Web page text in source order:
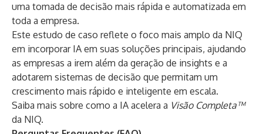
uma tomada de decisão mais rápida e automatizada em
toda a empresa.
Este estudo de caso reflete o foco mais amplo da NIQ
em incorporar IA em suas soluções principais, ajudando
as empresas a irem além da geração de insights e a
adotarem sistemas de decisão que permitam um
crescimento mais rápido e inteligente em escala.
Saiba mais sobre como a IA acelera a Visão Completa™
da NIQ.